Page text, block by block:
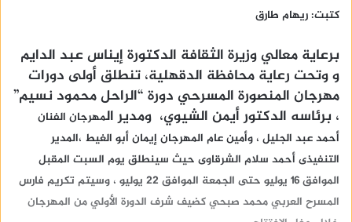
كتبت: ريهام طارق
برعاية معالي وزيرة الثقافة الدكتورة إيناس عبد الدايم
و وتحت رعاية محافظة الدقهلية، تنطلق أولى دورات
مهرجان المنصورة المسرحي دورة “الراحل محمود نسيم”
، برئاسه الدكتور أيمن الشيوي، ومدير المهرجان الفنان
أحمد عبد الجليل ، وأمين عام المهرجان إيمان أبو الغيط ،المدير
التنفيذى أحمد سلام الشرقاوى حيث سينطلق يوم السبت المقبل
الموافق ١٦ يوليو حتى الجمعة الموافق ٢٢ يوليو ، وسيتم تكريم فارس
المسرح العربي محمد صبحي كضيف شرف الدورة الأولي من المهرجان